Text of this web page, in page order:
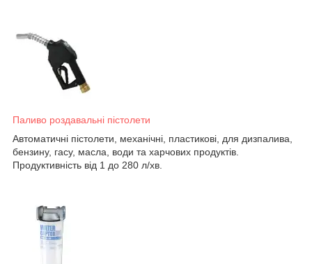
Паливо роздавальні пістолети
Автоматичні пістолети, механічні, пластикові, для дизпалива,
бензину, гасу, масла, води та харчових продуктів.
Продуктивність від 1 до 280 л/хв.